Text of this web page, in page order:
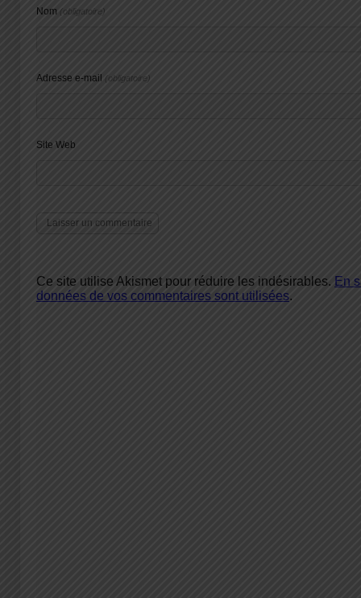
Nom (obligatoire)
Adresse e-mail (obligatoire)
Site Web
Ce site utilise Akismet pour réduire les indésirables. En
données de vos commentaires sont utilisées.